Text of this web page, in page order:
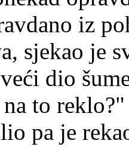
iz
sjekao je
dio
to
pa je